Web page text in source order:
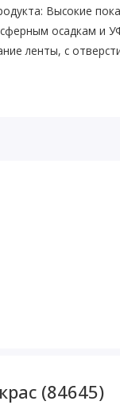
Высокие
осадкам и
ленты, с
(84645)